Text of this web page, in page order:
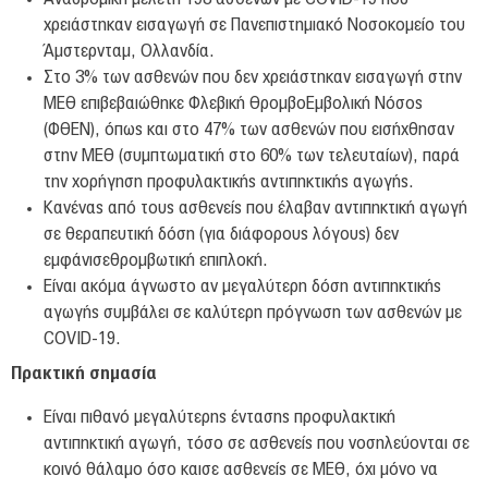
Νέα & Εκδηλώσεις
ΟΚΙΒΕΕ
Είπαν για εμάς
Επικοινωνία
Πρόσβαση
χρειάστηκαν εισαγωγή σε Πανεπιστημιακό Νοσοκομείο του
Άμστερνταμ, Ολλανδία.
Στο 3% των ασθενών που δεν χρειάστηκαν εισαγωγή στην
ΜΕΘ επιβεβαιώθηκε Φλεβική ΘρομβοΕμβολική Νόσος
(ΦΘΕΝ), όπως και στο 47% των ασθενών που εισήχθησαν
στην ΜΕΘ (συμπτωματική στο 60% των τελευταίων), παρά
την χορήγηση προφυλακτικής αντιπηκτικής αγωγής.
Κανένας από τους ασθενείς που έλαβαν αντιπηκτική αγωγή
σε θεραπευτική δόση (για διάφορους λόγους) δεν
εμφάνισεθρομβωτική επιπλοκή.
Είναι ακόμα άγνωστο αν μεγαλύτερη δόση αντιπηκτικής
αγωγής συμβάλει σε καλύτερη πρόγνωση των ασθενών με
COVID-19.
Πρακτική σημασία
Είναι πιθανό μεγαλύτερης έντασης προφυλακτική
αντιπηκτική αγωγή, τόσο σε ασθενείς που νοσηλεύονται σε
κοινό θάλαμο όσο καισε ασθενείς σε ΜΕΘ, όχι μόνο να